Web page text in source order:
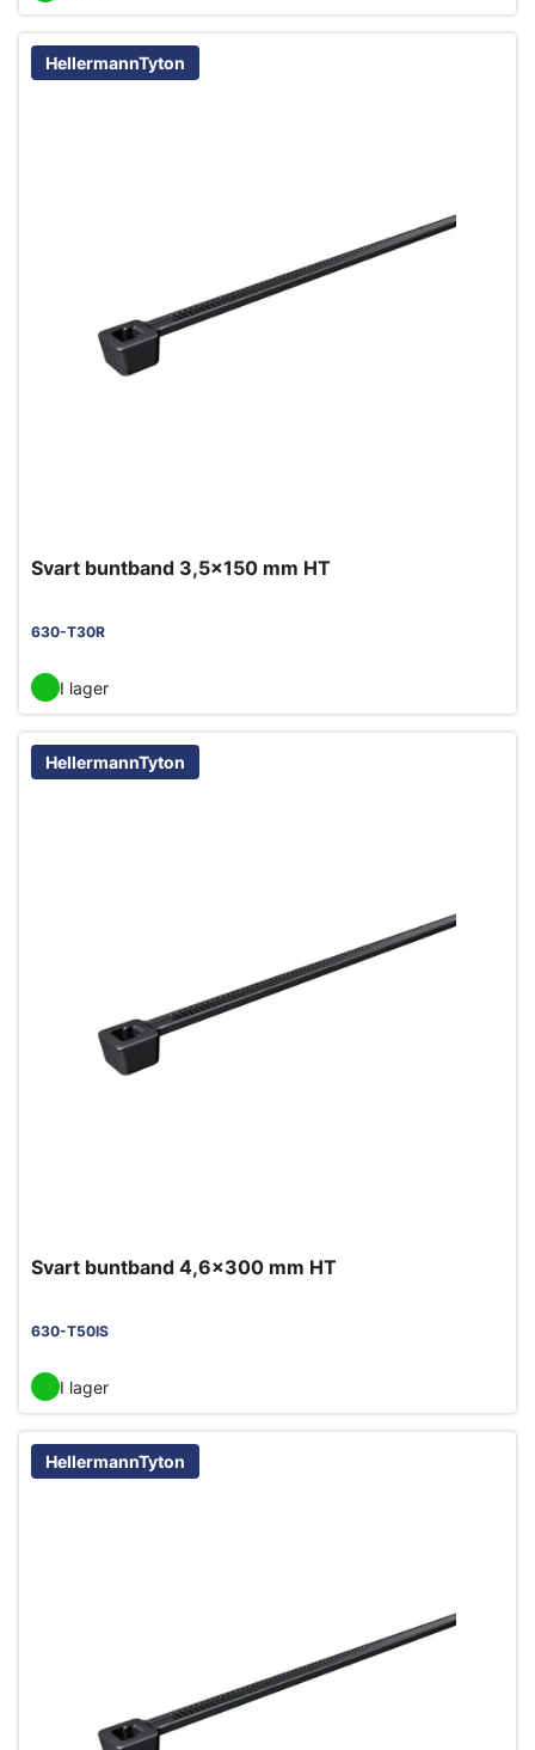
HellermannTyton
Svart buntband 3,5x150 mm HT
630-T30R
I lager
HellermannTyton
Svart buntband 4,6x300 mm HT
630-T50IS
I lager
HellermannTyton